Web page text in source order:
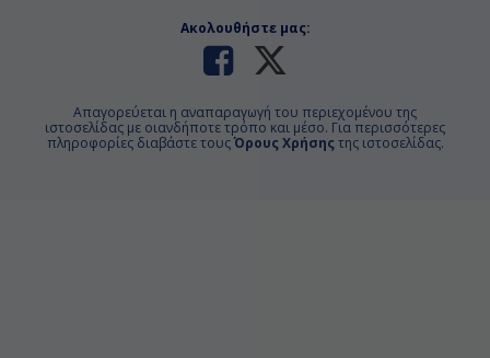
Ακολουθήστε μας:
Απαγορεύεται η αναπαραγωγή του περιεχομένου της
ιστοσελίδας με οιανδήποτε τρόπο και μέσο. Για περισσότερες
πληροφορίες διαβάστε τουςΌρους Χρήσηςτης ιστοσελίδας.